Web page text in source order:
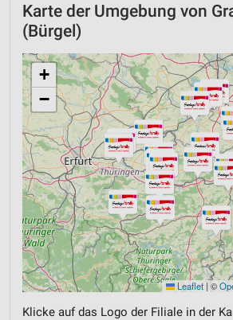
Karte der Umgebung von
(Bürgel)
+
−
Leaflet | ©
Klicke auf das Logo der Filiale in der